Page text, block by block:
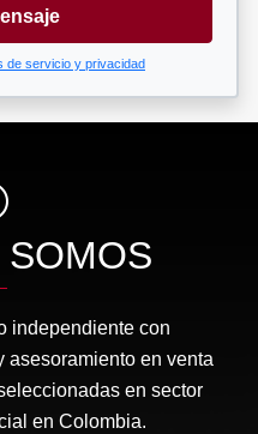
de servicio y privacidad
independiente con
asesoramiento en venta
en sector
en Colombia.